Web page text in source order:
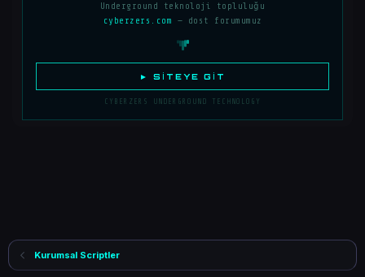
Underground teknoloji topluluğu
cyberzers.com — dost forumumuz
► SITEYE GIT
CYBERZERS UNDERGROUND TECHNOLOGY
Kurumsal Scriptler